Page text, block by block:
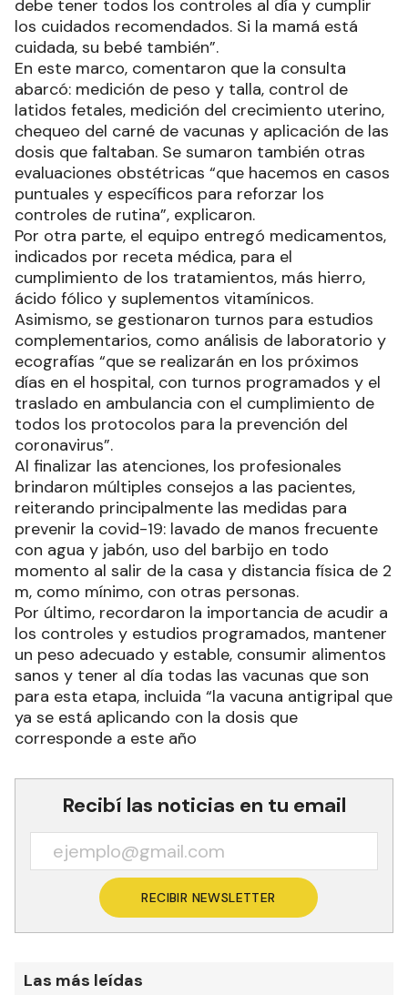
debe tener todos los controles al día y cumplir
los cuidados recomendados. Si la mamá está
cuidada, su bebé también”.
En este marco, comentaron que la consulta
abarcó: medición de peso y talla, control de
latidos fetales, medición del crecimiento uterino,
chequeo del carné de vacunas y aplicación de las
dosis que faltaban. Se sumaron también otras
evaluaciones obstétricas “que hacemos en casos
puntuales y específicos para reforzar los
controles de rutina”, explicaron.
Por otra parte, el equipo entregó medicamentos,
indicados por receta médica, para el
cumplimiento de los tratamientos, más hierro,
ácido fólico y suplementos vitamínicos.
Asimismo, se gestionaron turnos para estudios
complementarios, como análisis de laboratorio y
ecografías “que se realizarán en los próximos
días en el hospital, con turnos programados y el
traslado en ambulancia con el cumplimiento de
todos los protocolos para la prevención del
coronavirus”.
Al finalizar las atenciones, los profesionales
brindaron múltiples consejos a las pacientes,
reiterando principalmente las medidas para
prevenir la covid-19: lavado de manos frecuente
con agua y jabón, uso del barbijo en todo
momento al salir de la casa y distancia física de 2
m, como mínimo, con otras personas.
Por último, recordaron la importancia de acudir a
los controles y estudios programados, mantener
un peso adecuado y estable, consumir alimentos
sanos y tener al día todas las vacunas que son
para esta etapa, incluida “la vacuna antigripal que
ya se está aplicando con la dosis que
corresponde a este año
Recibí las noticias en tu email
RECIBIR NEWSLETTER
Las más leídas